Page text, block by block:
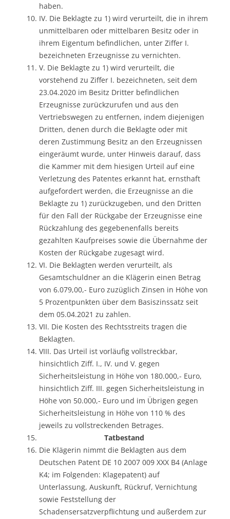
haben.
IV. Die Beklagte zu 1) wird verurteilt, die in ihrem
unmittelbaren oder mittelbaren Besitz oder in
ihrem Eigentum befindlichen, unter Ziffer I.
bezeichneten Erzeugnisse zu vernichten.
V. Die Beklagte zu 1) wird verurteilt, die
vorstehend zu Ziffer I. bezeichneten, seit dem
23.04.2020 im Besitz Dritter befindlichen
Erzeugnisse zurückzurufen und aus den
Vertriebswegen zu entfernen, indem diejenigen
Dritten, denen durch die Beklagte oder mit
deren Zustimmung Besitz an den Erzeugnissen
eingeräumt wurde, unter Hinweis darauf, dass
die Kammer mit dem hiesigen Urteil auf eine
Verletzung des Patentes erkannt hat, ernsthaft
aufgefordert werden, die Erzeugnisse an die
Beklagte zu 1) zurückzugeben, und den Dritten
für den Fall der Rückgabe der Erzeugnisse eine
Rückzahlung des gegebenenfalls bereits
gezahlten Kaufpreises sowie die Übernahme der
Kosten der Rückgabe zugesagt wird.
VI. Die Beklagten werden verurteilt, als
Gesamtschuldner an die Klägerin einen Betrag
von 6.079,00,- Euro zuzüglich Zinsen in Höhe von
5 Prozentpunkten über dem Basiszinssatz seit
dem 05.04.2021 zu zahlen.
VII. Die Kosten des Rechtsstreits tragen die
Beklagten.
VIII. Das Urteil ist vorläufig vollstreckbar,
hinsichtlich Ziff. I., IV. und V. gegen
Sicherheitsleistung in Höhe von 180.000,- Euro,
hinsichtlich Ziff. III. gegen Sicherheitsleistung in
Höhe von 50.000,- Euro und im Übrigen gegen
Sicherheitsleistung in Höhe von 110 % des
jeweils zu vollstreckenden Betrages.
Tatbestand
Die Klägerin nimmt die Beklagten aus dem
Deutschen Patent DE 10 2007 009 XXX B4 (Anlage
K4; im Folgenden: Klagepatent) auf
Unterlassung, Auskunft, Rückruf, Vernichtung
sowie Feststellung der
Schadensersatzverpflichtung und außerdem zur